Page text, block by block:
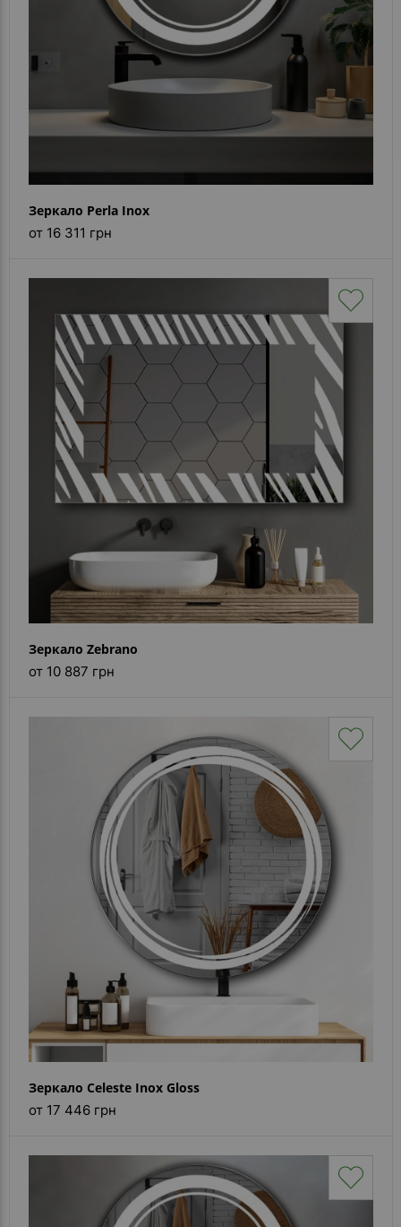
Зеркало Perla Inox
от 16 311 грн
Зеркало Zebrano
от 10 887 грн
Зеркало Celeste Inox Gloss
от 17 446 грн